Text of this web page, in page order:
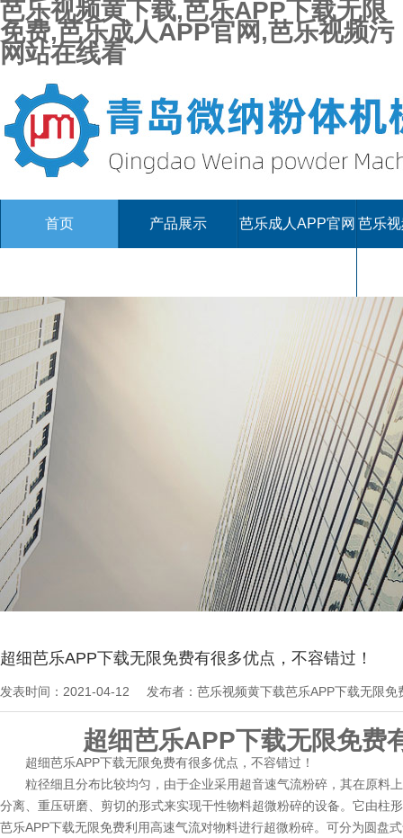
芭乐视频黄下载,芭乐APP下载无限
免费,芭乐成人APP官网,芭乐视频污
网站在线看
首页 产品展示 芭乐成人APP官网 芭乐
芭乐APP下载无限免费文章>最新资讯
超细芭乐APP下载无限免费有很多优点，不容错过！
发表时间：2021-04-12 发布者：芭乐视频黄下载芭乐APP下载无限
超细芭乐APP下载无限免费有很
超细芭乐APP下载无限免费有很多优点，不容错过！
粒径细且分布比较均匀，由于企业采用超音速气流粉碎，其在原料上
分离、重压研磨、剪切的形式来实现干性物料超微粉碎的设备。它由柱
芭乐APP下载无限免费利用高速气流对物料进行超微粉碎。可分为圆